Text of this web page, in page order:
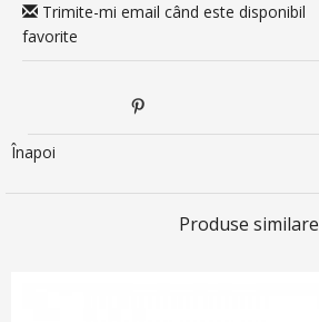
Trimite-mi email când este disponibil
favorite
Înapoi
Produse similare